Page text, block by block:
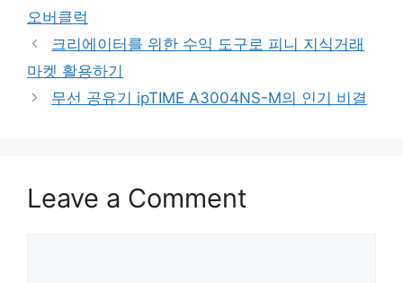
오버클럭
크리에이터를 위한 수익 도구로 피니 지식거래
마켓 활용하기
무선 공유기 ipTIME A3004NS-M의 인기 비결
Leave a Comment